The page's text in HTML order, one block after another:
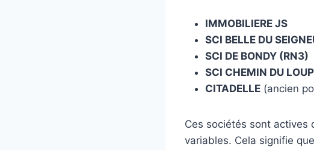
IMMOBILIERE JS
SCI BELLE DU
SCI DE BONDY (RN3)
SCI CHEMIN DU
CITADELLE (ancien
Ces sociétés sont actives
variables. Cela signifie